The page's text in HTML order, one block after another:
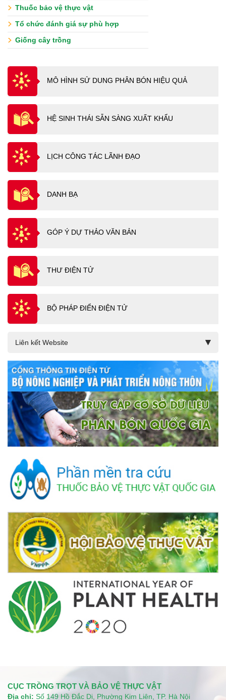
Thuốc bảo vệ thực vật
Tổ chức đánh giá sự phù hợp
Giống cây trồng
MÔ HÌNH SỬ DUNG PHÂN BÓN HIỆU QUẢ
HỆ SINH THÁI SẴN SÀNG XUẤT KHẨU
LỊCH CÔNG TÁC LÃNH ĐẠO
DANH BẠ
GÓP Ý DỰ THẢO VĂN BẢN
THƯ ĐIỆN TỬ
BỘ PHÁP ĐIỂN ĐIỆN TỬ
CỤC TRỒNG TRỌT VÀ BẢO VỆ THỰC VẬT
Địa chỉ: Số 149 Hồ Đắc Di, Phường Kim Liên, TP. Hà Nội